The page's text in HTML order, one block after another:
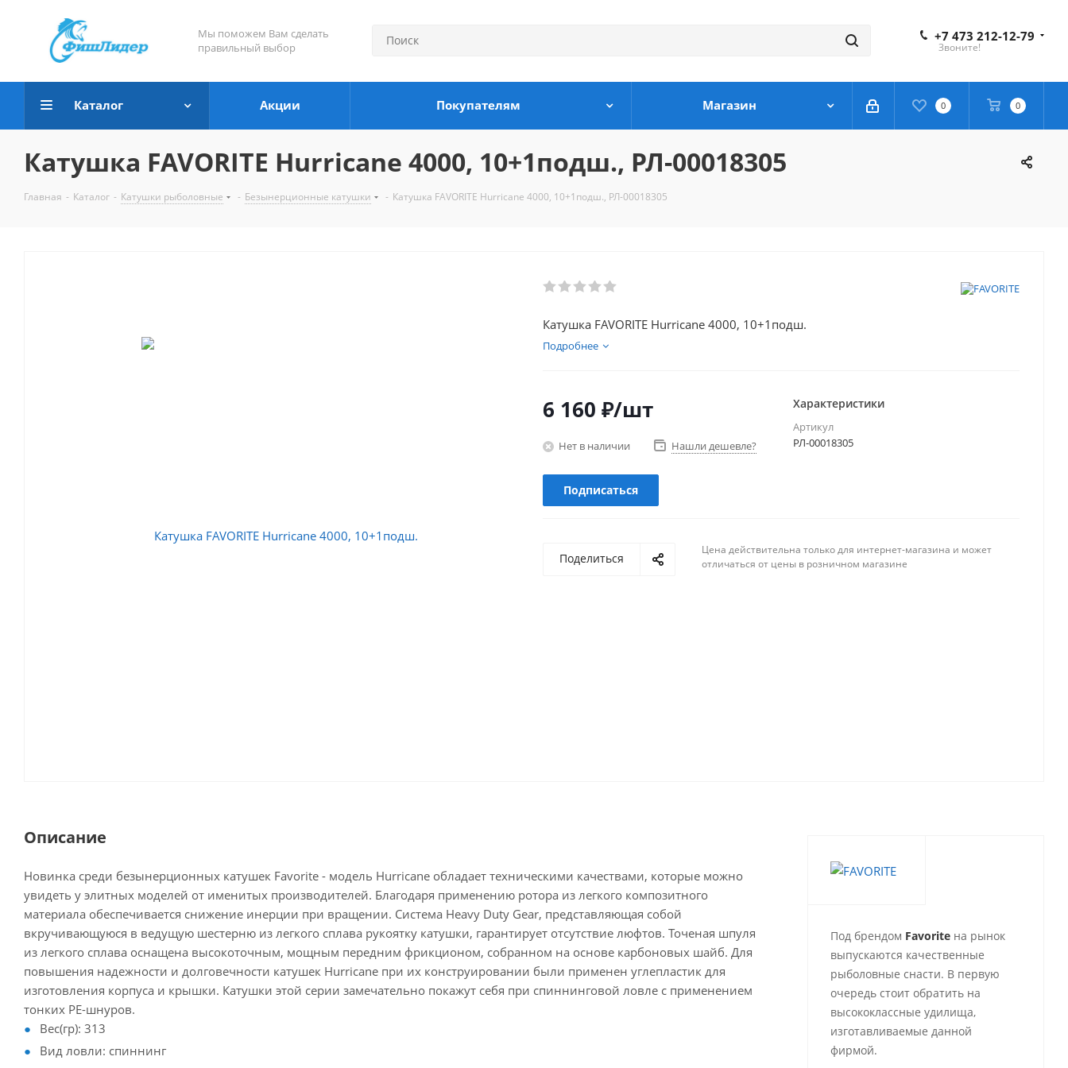
Мы поможем Вам сделать
правильный выбор
+7 473 212-12-79
Звоните!
0 0
Каталог Акции Покупателям Магазин
Катушка FAVORITE Hurricane 4000, 10+1подш., РЛ-00018305
Главная - Каталог - Катушки рыболовные - Безынерционные катушки - Катушка FAVORITE Hurricane 4000, 10+1подш., РЛ-00018305
Катушка FAVORITE Hurricane 4000, 10+1подш.
Подробнее
6 160 ₽/шт
Нет в наличии Нашли дешевле?
Подписаться
Характеристики
Артикул
РЛ-00018305
Поделиться
Цена действительна только для интернет-магазина и может
отличаться от цены в розничном магазине
Описание
Новинка среди безынерционных катушек Favorite - модель Hurricane обладает техническими качествами, которые можно
увидеть у элитных моделей от именитых производителей. Благодаря применению ротора из легкого композитного
материала обеспечивается снижение инерции при вращении. Система Heavy Duty Gear, представляющая собой
вкручивающуюся в ведущую шестерню из легкого сплава рукоятку катушки, гарантирует отсутствие люфтов. Точеная шпуля
из легкого сплава оснащена высокоточным, мощным передним фрикционом, собранном на основе карбоновых шайб. Для
повышения надежности и долговечности катушек Hurricane при их конструировании были применен углепластик для
изготовления корпуса и крышки. Катушки этой серии замечательно покажут себя при спиннинговой ловле с применением
тонких PE-шнуров.
Вес(гр): 313
Вид ловли: спиннинг
Под брендом Favorite на рынок
выпускаются качественные
рыболовные снасти. В первую
очередь стоит обратить на
высококлассные удилища,
изготавливаемые данной
фирмой.